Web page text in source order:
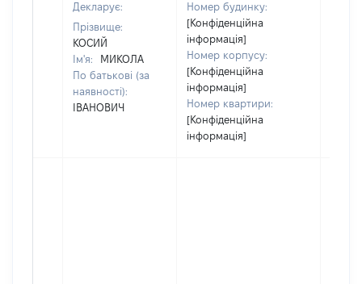
Декларує:
Прізвище:
КОСИЙ
Ім'я:
МИКОЛА
По батькові (за
наявності):
ІВАНОВИЧ
Номер будинку:
[Конфіденційна
інформація]
Номер корпусу:
[Конфіденційна
інформація]
Номер квартири:
[Конфіденційна
інформація]